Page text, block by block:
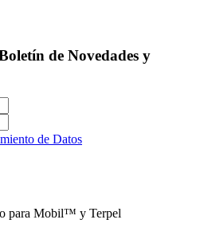
de Novedades y
de Datos
para Mobil™ y Terpel